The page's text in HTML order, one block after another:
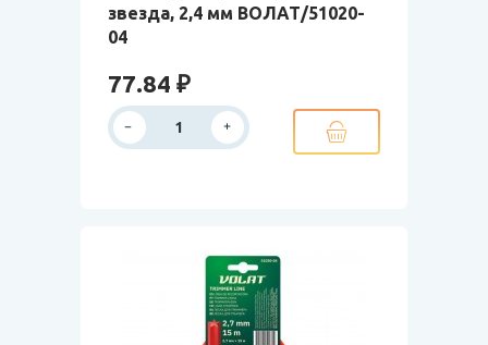
звезда, 2,4 мм ВОЛАТ/51020-
04
77.84 ₽